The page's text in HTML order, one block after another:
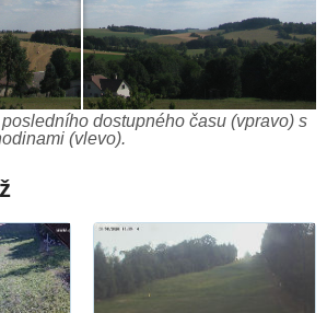
dostupného času (vpravo) s
(vlevo).